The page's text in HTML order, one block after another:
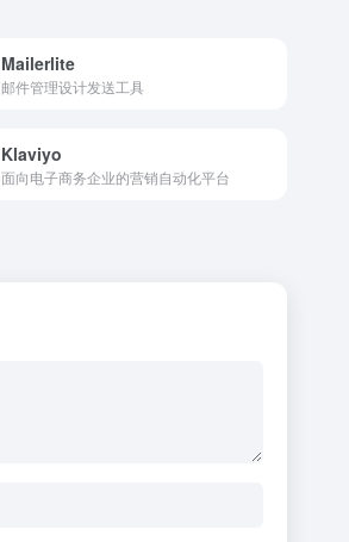
Mailerlite
邮件管理设计发送工具
Klaviyo
面向电子商务企业的营销自动化平台